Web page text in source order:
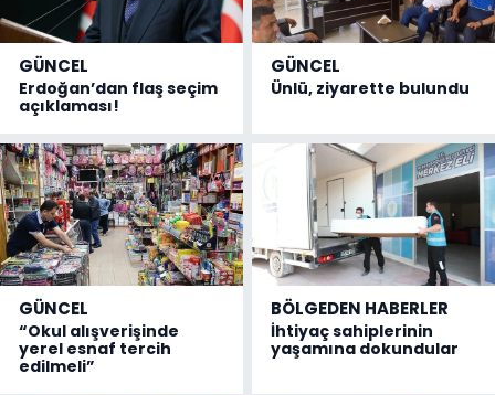
GÜNCEL
Erdoğan’dan flaş seçim
açıklaması!
GÜNCEL
Ünlü, ziyarette bulundu
GÜNCEL
“Okul alışverişinde
yerel esnaf tercih
edilmeli”
BÖLGEDEN HABERLER
İhtiyaç sahiplerinin
yaşamına dokundular